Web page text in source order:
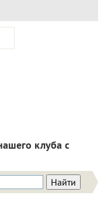
клуба с